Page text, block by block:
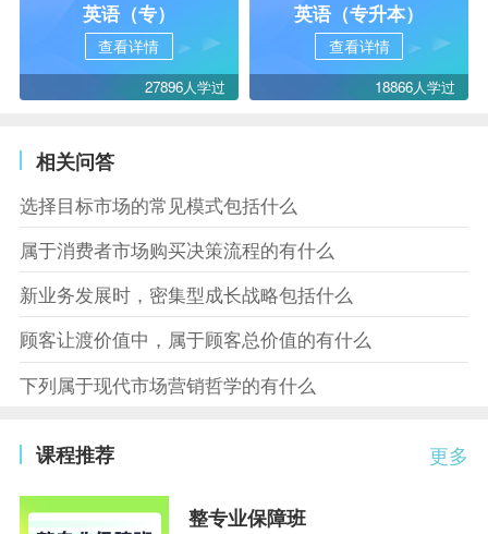
英语（专）
查看详情
27896人学过
英语（专升本）
查看详情
18866人学过
相关问答
选择目标市场的常见模式包括什么
属于消费者市场购买决策流程的有什么
新业务发展时，密集型成长战略包括什么
顾客让渡价值中，属于顾客总价值的有什么
下列属于现代市场营销哲学的有什么
更多
课程推荐
整专业保障班